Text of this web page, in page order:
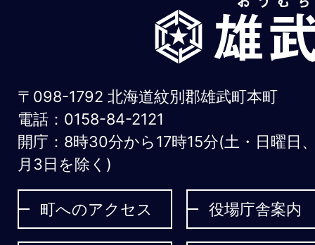
お
う
む
ち
ょ
う
〒098-1792 北海道紋別郡雄武町本町
電話：0158-84-2121
開庁：8時30分から17時15分(土・日曜日
月3日を除く)
町へのアクセス 役場庁舎案内